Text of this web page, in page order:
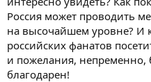
Россия может проводить
на высочайшем уровне? И
российских фанатов
и пожелания, непременно,
благодарен!